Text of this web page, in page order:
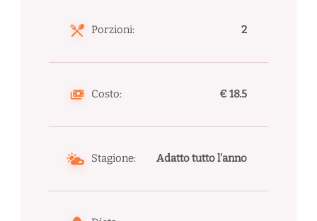
Porzioni: 2
Costo: € 18.5
Stagione: Adatto tutto l'anno